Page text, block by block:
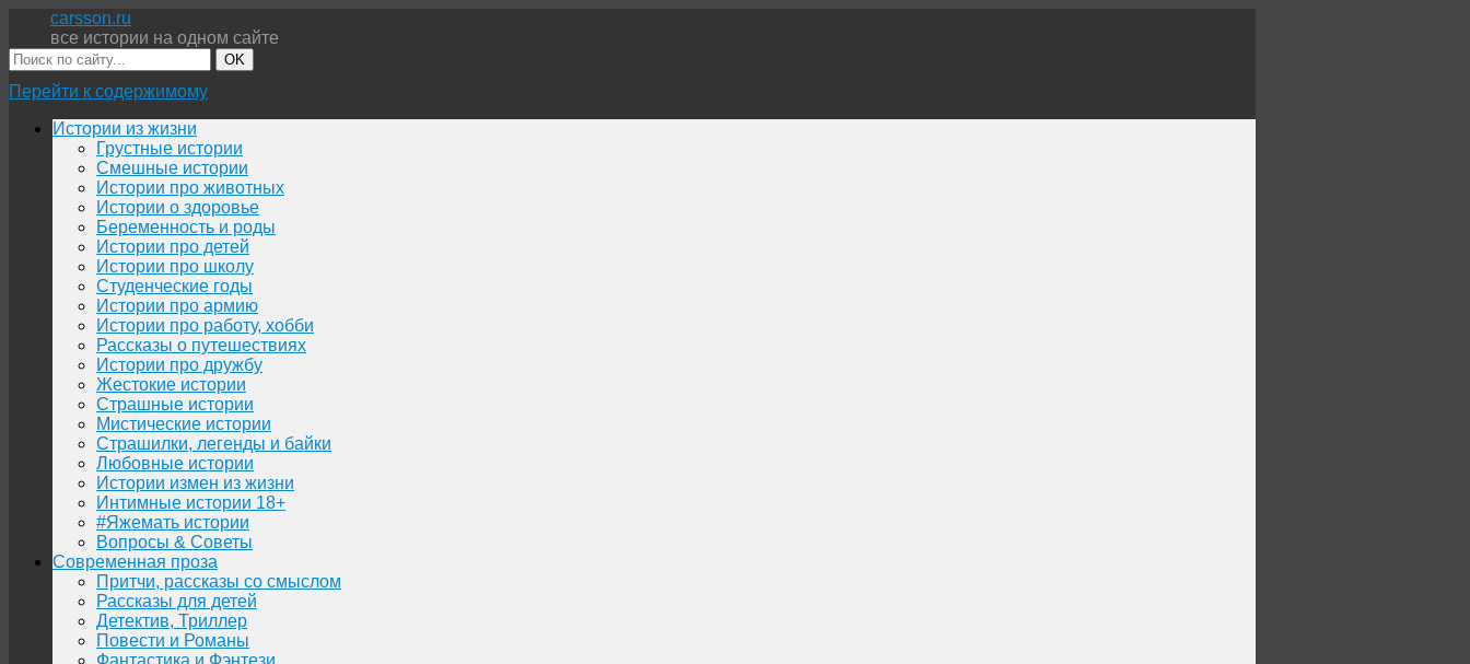
carsson.ru
все истории на одном сайте
OK
Перейти к содержимому
Истории из жизни
Грустные истории
Смешные истории
Истории про животных
Истории о здоровье
Беременность и роды
Истории про детей
Истории про школу
Студенческие годы
Истории про армию
Истории про работу, хобби
Рассказы о путешествиях
Истории про дружбу
Жестокие истории
Страшные истории
Мистические истории
Страшилки, легенды и байки
Любовные истории
Истории измен из жизни
Интимные истории 18+
#Яжемать истории
Вопросы & Советы
Современная проза
Притчи, рассказы со смыслом
Рассказы для детей
Детектив, Триллер
Повести и Романы
Фантастика и Фэнтези